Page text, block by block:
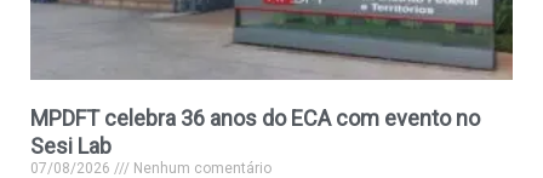
MPDFT celebra 36 anos do ECA com evento no
Sesi Lab
07/08/2026 Nenhum comentário